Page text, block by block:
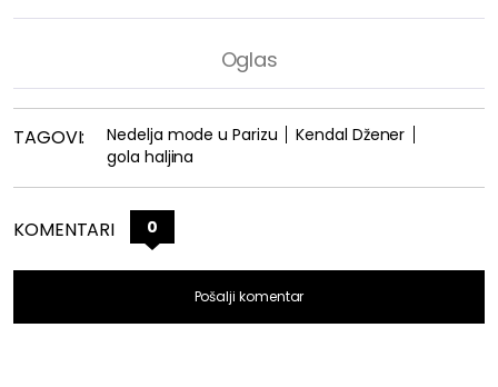
TAGOVI: Nedelja mode u Parizu
Kendal Džener
gola haljina
KOMENTARI 0
Pošalji komentar